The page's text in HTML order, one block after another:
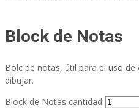
Block de Notas
Bolc de notas, útil para el uso
dibujar.
Block de Notas cantidad